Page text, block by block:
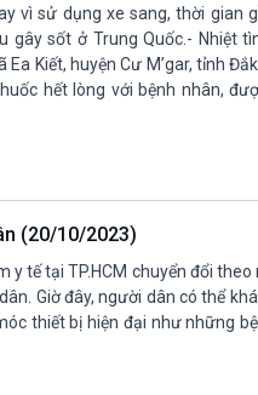
vì sử dụng xe sang, thời gian
gây sốt ở Trung Quốc.- Nhiệt
Kiết, huyện Cư M’gar, tỉnh
hết lòng với bệnh nhân,
(20/10/2023)
y tế tại TP.HCM chuyển đổi theo
Giờ đây, người dân có thể
thiết bị hiện đại như những